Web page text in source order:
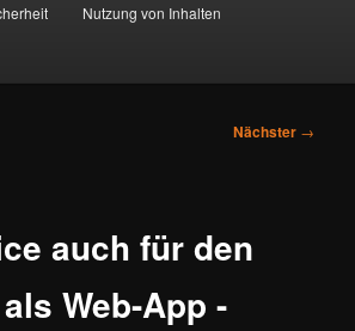
Nutzung von Inhalten
Nächster →
auch für den
Web-App -